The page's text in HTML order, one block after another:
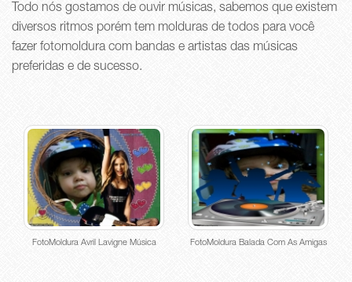
Todo nós gostamos de ouvir músicas, sabemos que existem
diversos ritmos porém tem molduras de todos para você
fazer fotomoldura com bandas e artistas das músicas
preferidas e de sucesso.
FotoMoldura Avril Lavigne Música FotoMoldura Balada Com As Amigas